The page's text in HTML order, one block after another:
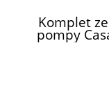
Komplet
pompy